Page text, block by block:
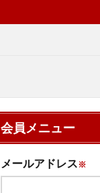
会員メニュー
メールアドレス※